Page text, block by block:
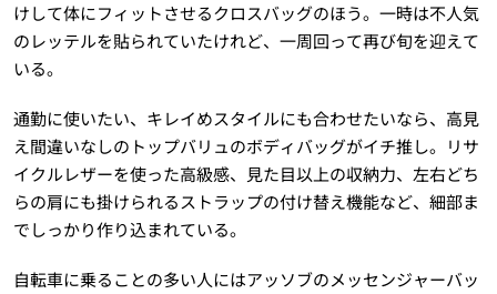
けして体にフィットさせるクロスバッグのほう。一時は不人気
のレッテルを貼られていたけれど、一周回って再び旬を迎えて
いる。
通勤に使いたい、キレイめスタイルにも合わせたいなら、高見
え間違いなしのトップバリュのボディバッグがイチ推し。リサ
イクルレザーを使った高級感、見た目以上の収納力、左右どち
らの肩にも掛けられるストラップの付け替え機能など、細部ま
でしっかり作り込まれている。
自転車に乗ることの多い人にはアッソブのメッセンジャーバッ